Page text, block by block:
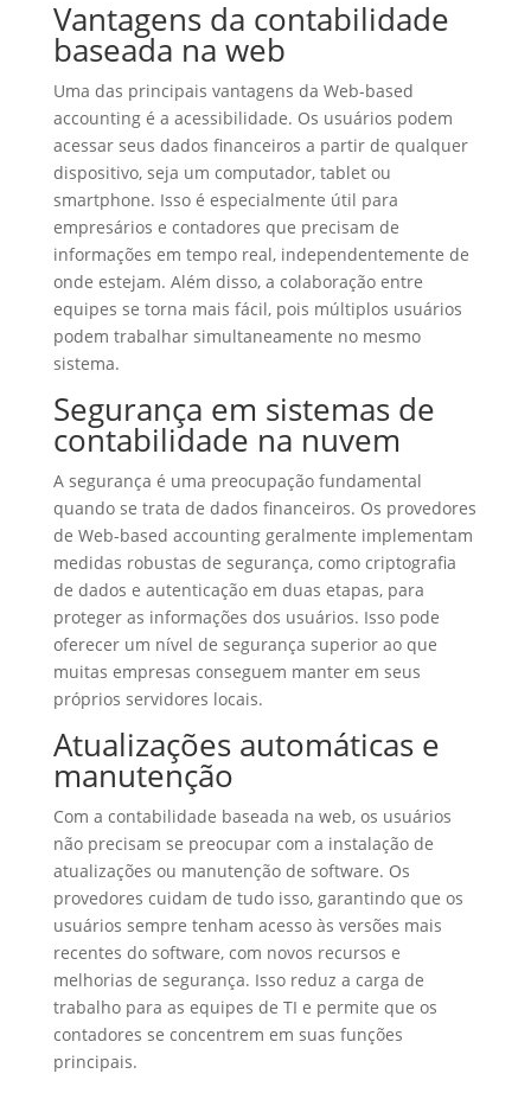
Vantagens da contabilidade
baseada na web
Uma das principais vantagens da Web-based
accounting é a acessibilidade. Os usuários podem
acessar seus dados financeiros a partir de qualquer
dispositivo, seja um computador, tablet ou
smartphone. Isso é especialmente útil para
empresários e contadores que precisam de
informações em tempo real, independentemente de
onde estejam. Além disso, a colaboração entre
equipes se torna mais fácil, pois múltiplos usuários
podem trabalhar simultaneamente no mesmo
sistema.
Segurança em sistemas de
contabilidade na nuvem
A segurança é uma preocupação fundamental
quando se trata de dados financeiros. Os provedores
de Web-based accounting geralmente implementam
medidas robustas de segurança, como criptografia
de dados e autenticação em duas etapas, para
proteger as informações dos usuários. Isso pode
oferecer um nível de segurança superior ao que
muitas empresas conseguem manter em seus
próprios servidores locais.
Atualizações automáticas e
manutenção
Com a contabilidade baseada na web, os usuários
não precisam se preocupar com a instalação de
atualizações ou manutenção de software. Os
provedores cuidam de tudo isso, garantindo que os
usuários sempre tenham acesso às versões mais
recentes do software, com novos recursos e
melhorias de segurança. Isso reduz a carga de
trabalho para as equipes de TI e permite que os
contadores se concentrem em suas funções
principais.